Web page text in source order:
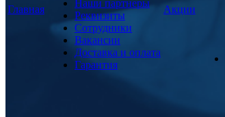
Главная
Наши партнеры
Реквизиты
Сотрудники
Вакансии
Доставка и оплата
Гарантия
Акции